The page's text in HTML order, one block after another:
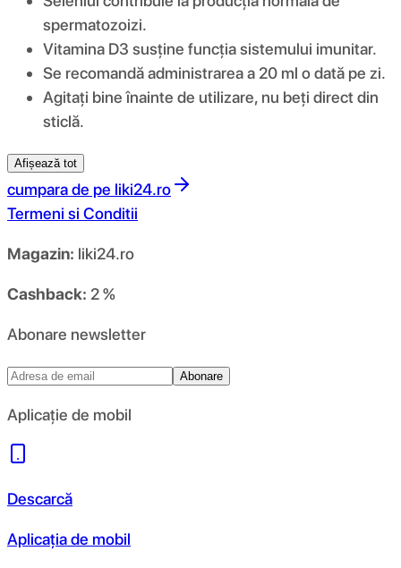
spermatozoizi.
Vitamina D3 susține funcția sistemului imunitar.
Se recomandă administrarea a 20 ml o dată pe zi.
Agitați bine înainte de utilizare, nu beți direct din
sticlă.
Afișează tot
cumpara de pe liki24.ro
Termeni si Conditii
Magazin: liki24.ro
Cashback: 2 %
Abonare newsletter
Abonare
Aplicație de mobil
Descarcă
Aplicația de mobil